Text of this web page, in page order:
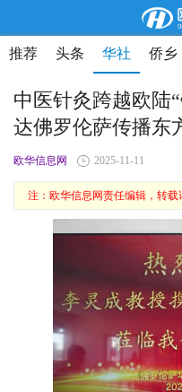
推荐 头条 华社 侨乡
中医针灸跨越欧陆
达佛罗伦萨传播东
欧华信息网 2025-11-11
注：欧华信息网责任编辑，转载